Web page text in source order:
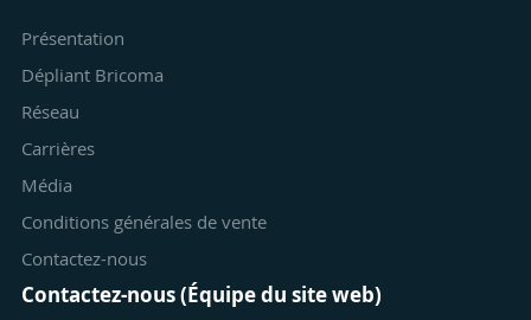
Présentation
Dépliant Bricoma
Réseau
Carrières
Média
Conditions générales de vente
Contactez-nous
Contactez-nous (Équipe du site web)